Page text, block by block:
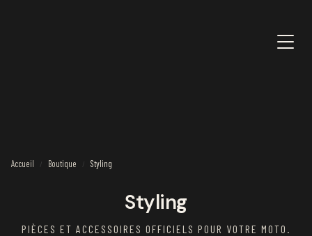
Accueil / Boutique / Styling
Styling
PIÈCES ET ACCESSOIRES OFFICIELS POUR VOTRE MOTO.